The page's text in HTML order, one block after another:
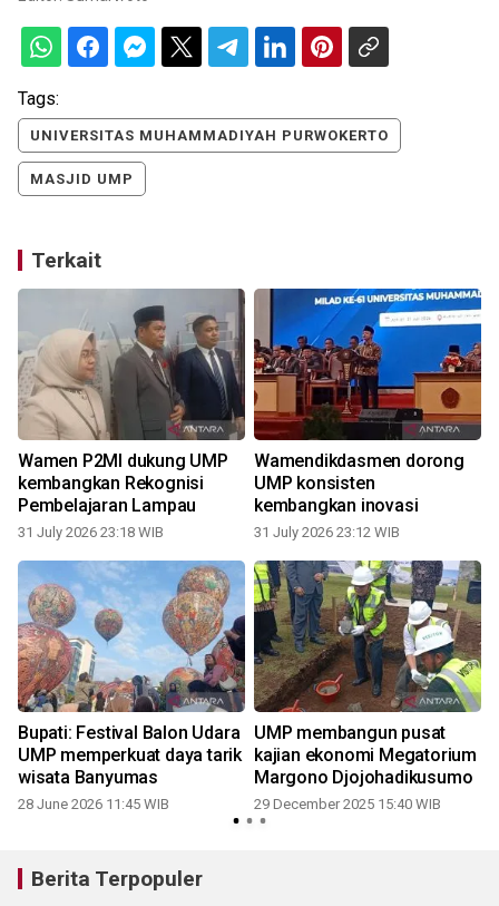
Tags:
UNIVERSITAS MUHAMMADIYAH PURWOKERTO
MASJID UMP
Terkait
Wamen P2MI dukung UMP
kembangkan Rekognisi
Pembelajaran Lampau
31 July 2026 23:18 WIB
Wamendikdasmen dorong
UMP konsisten
kembangkan inovasi
31 July 2026 23:12 WIB
Bupati: Festival Balon Udara
UMP memperkuat daya tarik
wisata Banyumas
28 June 2026 11:45 WIB
UMP membangun pusat
kajian ekonomi Megatorium
Margono Djojohadikusumo
29 December 2025 15:40 WIB
Berita Terpopuler